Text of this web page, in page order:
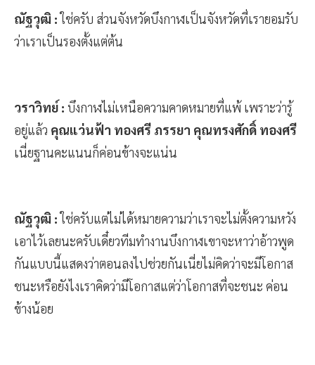
ณัฐวุฒิ :ใช่ครับ ส่วนจังหวัดบึงกาฬเป็นจังหวัดที่เรายอมรับ
ว่าเราเป็นรองตั้งแต่ต้น
วราวิทย์ : บึงกาฬไม่เหนือความคาดหมายที่แพ้ เพราะว่ารู้
อยู่แล้ว คุณแว่นฟ้า ทองศรี ภรรยา คุณทรงศักดิ์ ทองศรี
เนี่ยฐานคะแนนก็ค่อนข้างจะแน่น
ณัฐวุฒิ :ใช่ครับแต่ไม่ได้หมายความว่าเราจะไม่ตั้งความหวัง
เอาไว้เลยนะครับเดี๋ยวทีมทำงานบึงกาฬเขาจะหาว่าอ้าวพูด
กันแบบนี้แสดงว่าตอนลงไปช่วยกันเนี่ยไม่คิดว่าจะมีโอกาส
ชนะหรือยังไงเราคิดว่ามีโอกาสแต่ว่าโอกาสที่จะชนะ ค่อน
ข้างน้อย